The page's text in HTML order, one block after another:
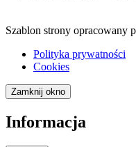
Szablon strony opracowany
Polityka prywatności
Cookies
Zamknij okno
Informacja